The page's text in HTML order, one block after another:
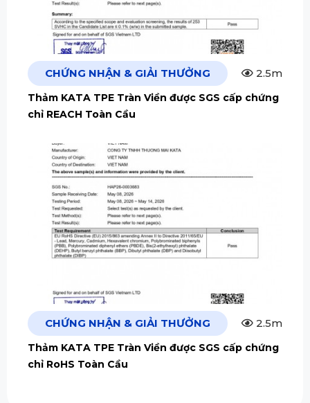
CHỨNG NHẬN & GIẢI THƯỞNG 2.5m
Thảm KATA TPE Tràn Viền được SGS cấp chứng
chỉ REACH Toàn Cầu
CHỨNG NHẬN & GIẢI THƯỞNG 2.5m
Thảm KATA TPE Tràn Viền được SGS cấp chứng
chỉ RoHS Toàn Cầu